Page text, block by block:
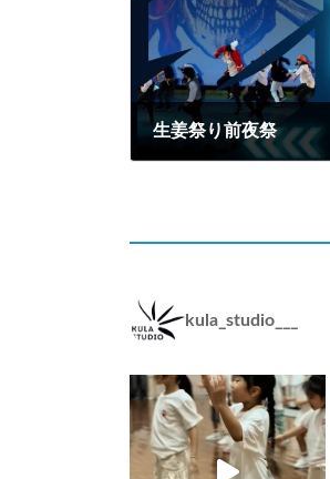
生姜祭り前夜祭
kula_studio___